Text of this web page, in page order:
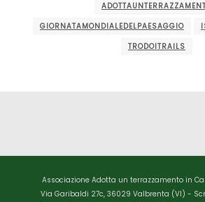
GIORNATAMONDIALEDELPAESAGGIO
TRODOITRAILS
Associazione Adotta un terrazzamento in
Via Garibaldi 27c, 36029 Valbrenta (VI) -